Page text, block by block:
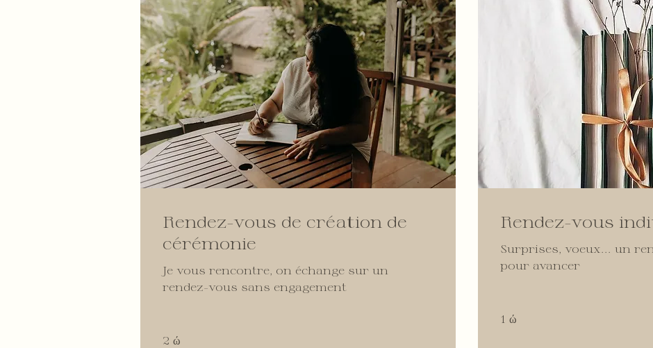
Rendez-vous de création de
cérémonie
Je vous rencontre, on échange sur un
rendez-vous sans engagement
2 ώ
Rendez-vous
Surprises, voeux... un
pour avancer
1 ώ